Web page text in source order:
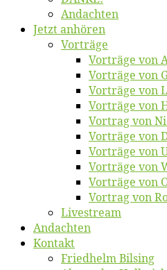
An­dach­ten
Jetzt an­hö­ren
Vor­trä­ge
Vor­trä­ge von
Vor­trä­ge von
Vor­trä­ge von
Vor­trä­ge von
Vor­trag von
Vor­trä­ge von
Vor­trä­ge von
Vor­trä­ge von
Vor­trä­ge von
Vor­trag von
Live­stream
An­dach­ten
Kon­takt
Fried­helm Bilsing